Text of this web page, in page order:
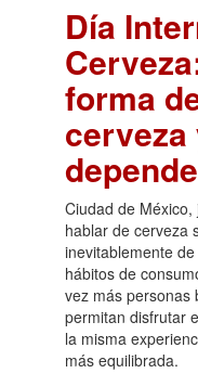
Día
forma
cerveza
Ciudad de
hablar de cerveza
inevitablemente
hábitos de
vez más personas
permitan disfrutar
la misma
más equilibrada.